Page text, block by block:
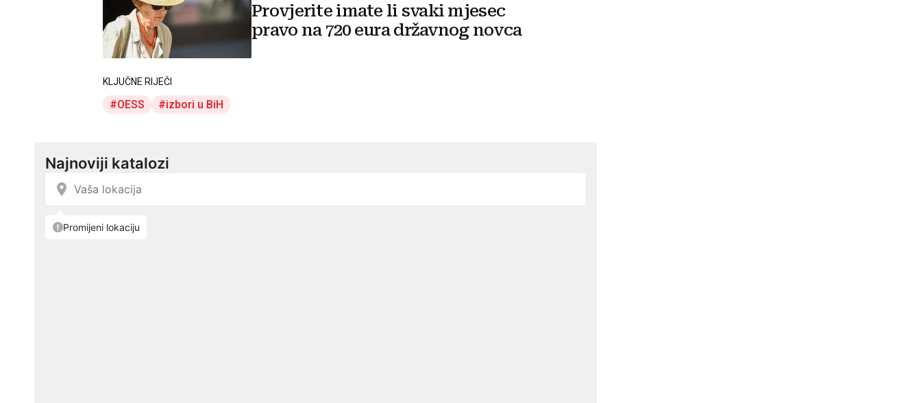
Provjerite imate li svaki mjesec
pravo na 720 eura državnog novca
KLJUČNE RIJEČI
OESS izbori u BiH